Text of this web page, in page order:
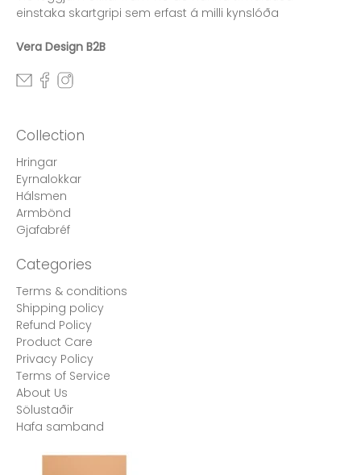
einstaka skartgripi sem erfast á milli kynslóða
Vera Design B2B
Collection
Hringar
Eyrnalokkar
Hálsmen
Armbönd
Gjafabréf
Categories
Terms & conditions
Shipping policy
Refund Policy
Product Care
Privacy Policy
Terms of Service
About Us
Sölustaðir
Hafa samband